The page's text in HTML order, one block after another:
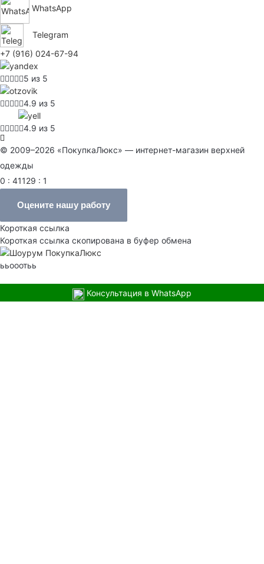
WhatsApp
Telegram
+7 (916) 024-67-94
5 из 5
4.9 из 5
4.9 из 5
© 2009–2026 «ПокупкаЛюкс» — интернет-магазин верхней
одежды
0 : 41129 : 1
Оцените нашу работу
Короткая ссылка
Короткая ссылка скопирована в буфер обмена
ььооотьь
Консультация в WhatsApp